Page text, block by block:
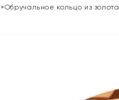
»Обручальное кольцо из золота